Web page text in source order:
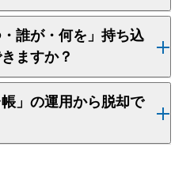
誰が・何を」持ち込
ますか？
」の運用から脱却で